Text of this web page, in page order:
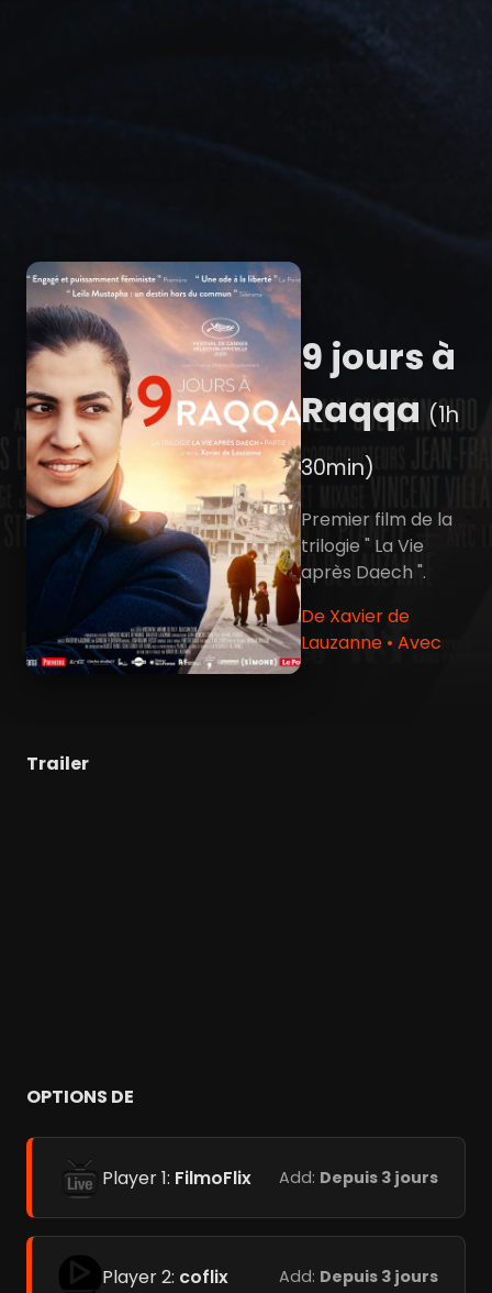
9 jours à
Raqqa (1h
30min)
Premier film de la
trilogie " La Vie
après Daech ".
De Xavier de
Lauzanne • Avec
Trailer
OPTIONS DE
Player 1: FilmoFlix Add: Depuis 3 jours
Player 2: coflix Add: Depuis 3 jours